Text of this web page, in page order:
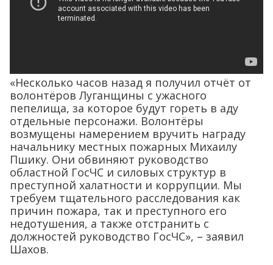
«Несколько часов назад я получил отчёт от
волонтёров Луганщины с ужасного
пепелища, за которое будут гореть в аду
отдельные персонажи. Волонтёры
возмущены намерением вручить награду
начальнику местных пожарных Михаилу
Пшику. Они обвиняют руководство
областной ГосЧС и силовых структур в
преступной халатности и коррупции. Мы
требуем тщательного расследования как
причин пожара, так и преступного его
недотушения, а также отстранить с
должностей руководство ГосЧС», – заявил
Шахов.